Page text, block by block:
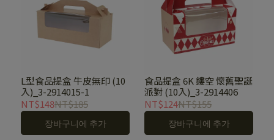
L型食品提盒 牛皮無印 (10
入)_3-2914015-1
NT$148NT$185
장바구니에 추가
食品提盒 6K 鏤空 懷舊聖誕
派對 (10入)_3-2914406
NT$124NT$155
장바구니에 추가